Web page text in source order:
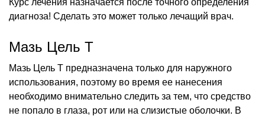
диагноза! Сделать это может только лечащий врач.
Мазь Цель Т
Мазь Цель Т предназначена только для наружного
использования, поэтому во время ее нанесения
необходимо внимательно следить за тем, что средство
не попало в глаза, рот или на слизистые оболочки. В